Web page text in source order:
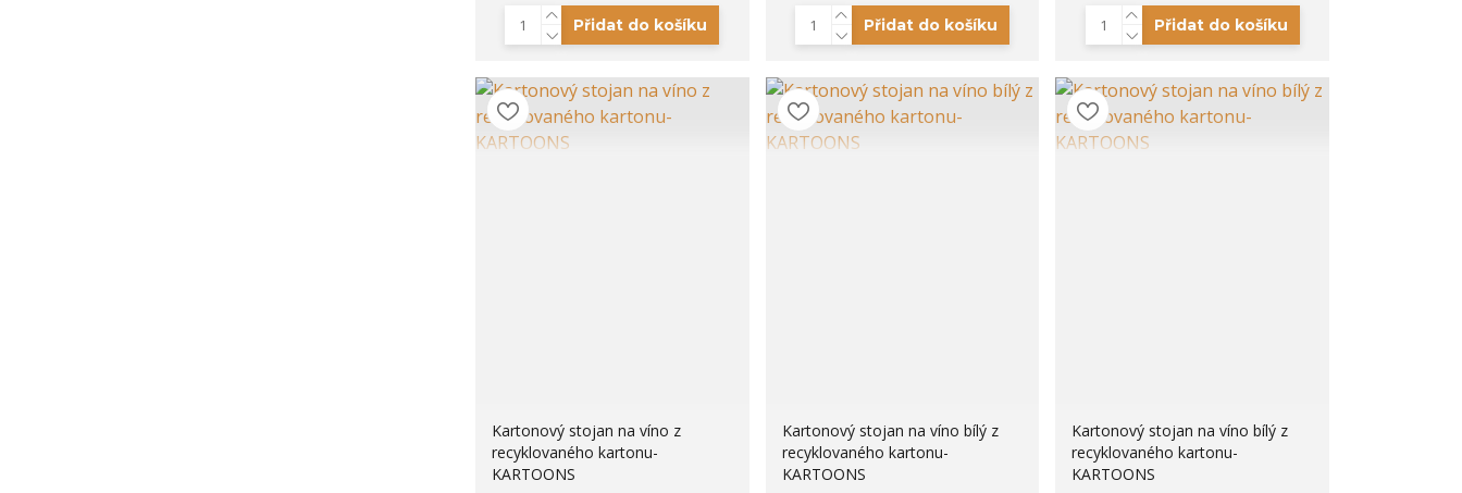
Přidat do košíku Přidat do košíku Přidat do košíku
Kartonový stojan na víno z
recyklovaného kartonu-
KARTOONS
Kartonový stojan na víno bílý z
recyklovaného kartonu-
KARTOONS
Kartonový stojan na víno bílý z
recyklovaného kartonu-
KARTOONS